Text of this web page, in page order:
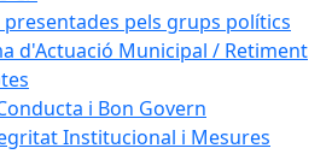
pels grups polítics
d'Actuació Municipal / Retiment
i Bon Govern
Institucional i Mesures